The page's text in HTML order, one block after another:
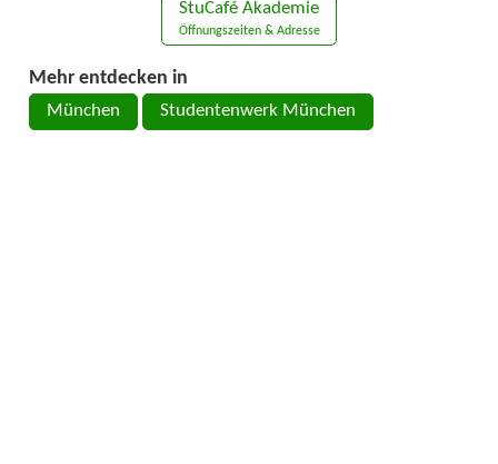
StuCafé Akademie
Öffnungszeiten & Adresse
Mehr entdecken in
München Studentenwerk München